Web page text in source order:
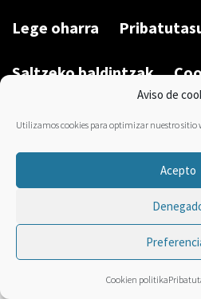
Aviso de
Utilizamos cookies para optimizar nuestro sitio
Acepto
Cookien politika
Lege oharra
Saltzeko baldintzak
Garatu du/Desarrollado por: